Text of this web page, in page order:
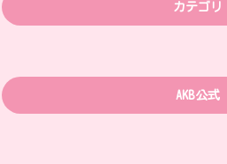
カテゴリ
AKB公式